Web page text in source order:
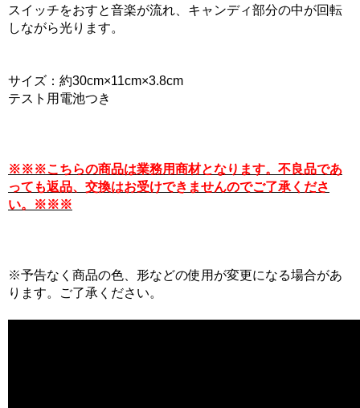
スイッチをおすと音楽が流れ、キャンディ部分の中が回転
しながら光ります。
サイズ：約30cm×11cm×3.8cm
テスト用電池つき
※※※こちらの商品は業務用商材となります。不良品であ
っても返品、交換はお受けできませんのでご了承くださ
い。※※※
※予告なく商品の色、形などの使用が変更になる場合があ
ります。ご了承ください。